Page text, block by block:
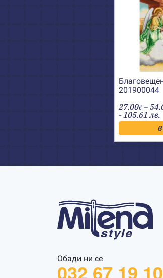
201900044
27.00€ –
- 105.61 лв.
Обади ни се
032 67 19 10